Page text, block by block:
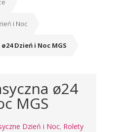
i Noc
Dzień i Noc MGS
ø24
MGS
Dzień i Noc, Rolety